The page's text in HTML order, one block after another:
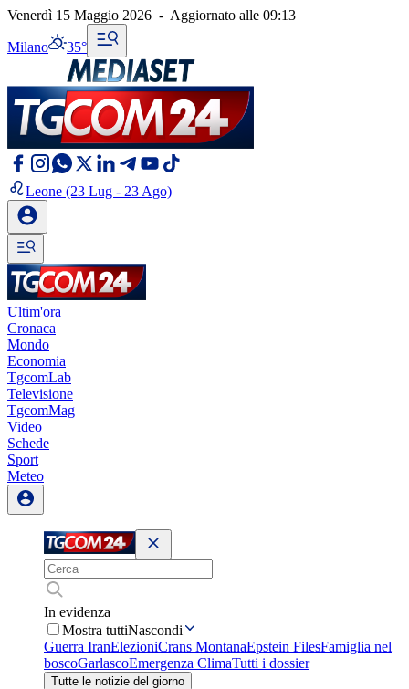
Venerdì 15 Maggio 2026 - Aggiornato alle 09:13
Milano 35°
Leone (23 Lug - 23 Ago)
Ultim'ora
Cronaca
Mondo
Economia
TgcomLab
Televisione
TgcomMag
Video
Schede
Sport
Meteo
In evidenza
Mostra tuttiNascondi
Guerra IranElezioniCrans MontanaEpstein FilesFamiglia nel
boscoGarlascoEmergenza ClimaTutti i dossier
Tutte le notizie del giorno